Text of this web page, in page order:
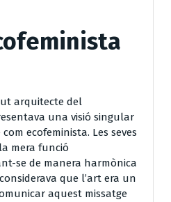
arquitecte del
una visió singular
ecofeminista. Les seves
mera funció
se de manera harmònica
que l’art era un
aquest missatge